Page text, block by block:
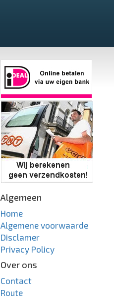
Algemeen
Home
Algemene voorwaarde
Disclamer
Privacy Policy
Over ons
Contact
Route